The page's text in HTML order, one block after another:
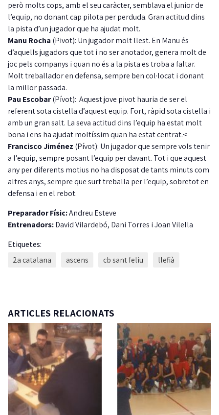
però molts cops, amb el seu caràcter, semblava el junior de
l’equip, no donant cap pilota per perduda. Gran actitud dins
la pista d’un jugador que ha ajudat molt.
Manu Rocha (Pivot): Un jugador molt llest. En Manu és
d’aquells jugadors que tot i no ser anotador, genera molt de
joc pels companys i quan no és a la pista es troba a faltar.
Molt treballador en defensa, sempre ben col·locat i donant
la millor passada.
Pau Escobar(Pívot): Aquest jove pivot hauria de ser el
referent sota cistella d’aquest equip. Fort, ràpid sota cistella i
amb un gran salt. La seva actitud dins l’equip ha estat molt
bona i ens ha ajudat moltíssim quan ha estat centrat.<
Francisco Jiménez (Pívot): Un jugador que sempre vols tenir
a l’equip, sempre posant l’equip per davant. Tot i que aquest
any per diferents motius no ha disposat de tants minuts com
altres anys, sempre que surt treballa per l’equip, sobretot en
defensa i en el rebot.
Preparador Físic:Andreu Esteve
Entrenadors:David Vilardebó, Dani Torres i Joan Vilella
Etiquetes:
2a catalana
ascens cb sant feliu llefià
ARTICLES RELACIONATS